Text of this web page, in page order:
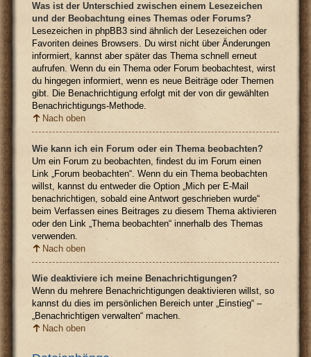
Was ist der Unterschied zwischen einem Lesezeichen
und der Beobachtung eines Themas oder Forums?
Lesezeichen in phpBB3 sind ähnlich der Lesezeichen oder
Favoriten deines Browsers. Du wirst nicht über Änderungen
informiert, kannst aber später das Thema schnell erneut
aufrufen. Wenn du ein Thema oder Forum beobachtest, wirst
du hingegen informiert, wenn es neue Beiträge oder Themen
gibt. Die Benachrichtigung erfolgt mit der von dir gewählten
Benachrichtigungs-Methode.
Nach oben
Wie kann ich ein Forum oder ein Thema beobachten?
Um ein Forum zu beobachten, findest du im Forum einen
Link „Forum beobachten“. Wenn du ein Thema beobachten
willst, kannst du entweder die Option „Mich per E-Mail
benachrichtigen, sobald eine Antwort geschrieben wurde“
beim Verfassen eines Beitrages zu diesem Thema aktivieren
oder den Link „Thema beobachten“ innerhalb des Themas
verwenden.
Nach oben
Wie deaktiviere ich meine Benachrichtigungen?
Wenn du mehrere Benachrichtigungen deaktivieren willst, so
kannst du dies im persönlichen Bereich unter „Einstieg“ –
„Benachrichtigen verwalten“ machen.
Nach oben